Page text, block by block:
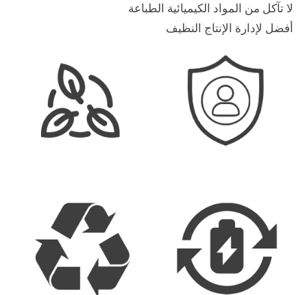
لا تآكل من المواد الكيميائية الطباعة
أفضل لإدارة الإنتاج النظيف